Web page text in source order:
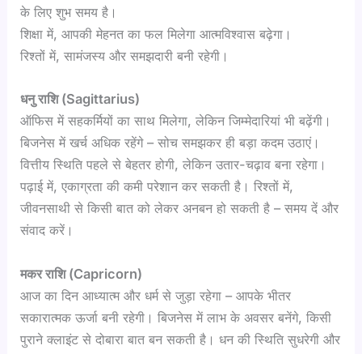
के लिए शुभ समय है।
शिक्षा में, आपकी मेहनत का फल मिलेगा आत्मविश्वास बढ़ेगा।
रिश्तों में, सामंजस्य और समझदारी बनी रहेगी।
धनु राशि (Sagittarius)
ऑफिस में सहकर्मियों का साथ मिलेगा, लेकिन जिम्मेदारियां भी बढ़ेंगी।
बिजनेस में खर्च अधिक रहेंगे – सोच समझकर ही बड़ा कदम उठाएं।
वित्तीय स्थिति पहले से बेहतर होगी, लेकिन उतार-चढ़ाव बना रहेगा।
पढ़ाई में, एकाग्रता की कमी परेशान कर सकती है। रिश्तों में,
जीवनसाथी से किसी बात को लेकर अनबन हो सकती है – समय दें और
संवाद करें।
मकर राशि (Capricorn)
आज का दिन आध्यात्म और धर्म से जुड़ा रहेगा – आपके भीतर
सकारात्मक ऊर्जा बनी रहेगी। बिजनेस में लाभ के अवसर बनेंगे, किसी
पुराने क्लाइंट से दोबारा बात बन सकती है। धन की स्थिति सुधरेगी और